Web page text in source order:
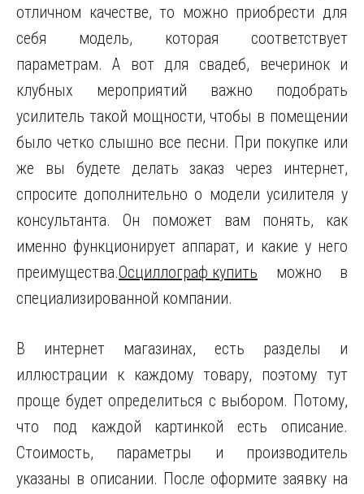
отличном качестве, то можно приобрести для
себя модель, которая соответствует
параметрам. А вот для свадеб, вечеринок и
клубных мероприятий важно подобрать
усилитель такой мощности, чтобы в помещении
было четко слышно все песни. При покупке или
же вы будете делать заказ через интернет,
спросите дополнительно о модели усилителя у
консультанта. Он поможет вам понять, как
именно функционирует аппарат, и какие у него
преимущества.Осциллограф купить можно в
специализированной компании.
В интернет магазинах, есть разделы и
иллюстрации к каждому товару, поэтому тут
проще будет определиться с выбором. Потому,
что под каждой картинкой есть описание.
Стоимость, параметры и производитель
указаны в описании. После оформите заявку на